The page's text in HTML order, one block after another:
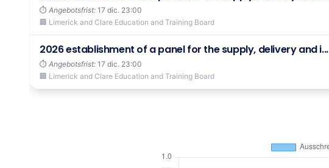
⏱️ Angebotsfrist: 17 dic. 23:00
🏢 Limerick and Clare Education and Training Board
2026 establishment of a panel for the supply, delivery and i...
⏱️ Angebotsfrist: 17 dic. 23:00
🏢 Limerick and Clare Education and Training Board